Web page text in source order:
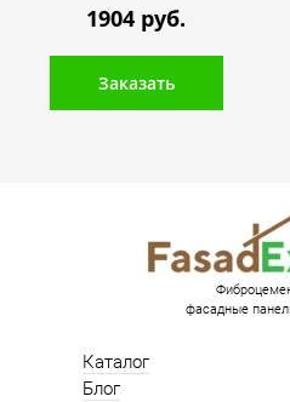
1904 руб.
Заказать
Каталог
Блог
фасадные